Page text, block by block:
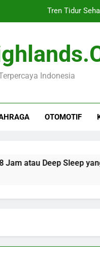
Tren Tidur
Indra
Komisi I DPR
MLPT Tawarkan
Indonesia
OTOMOTIF
Sleep yang Utama?